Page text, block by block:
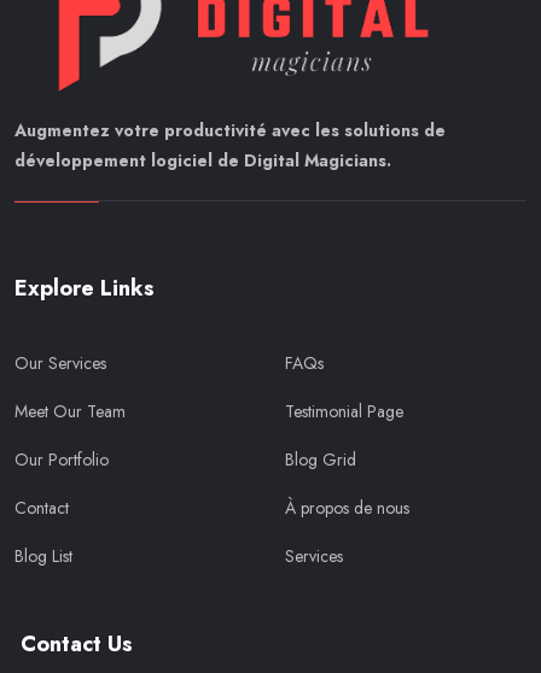
Augmentez votre productivité avec les solutions de
développement logiciel de Digital Magicians.
Explore Links
Our Services
Meet Our Team
Our Portfolio
Contact
Blog List
FAQs
Testimonial Page
Blog Grid
À propos de nous
Services
Contact Us